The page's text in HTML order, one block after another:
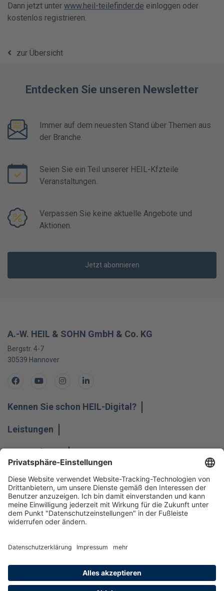
Dann jetzt unter www.heil-teilefinder.de einloggen oder
kostenlos registrieren.
zur Übersicht
Entdecken Sie unseren Newsletter
Immer auf dem neuesten Stand über Themen aus
der Branche.
Seien Sie ein Teil unserer HEIL-Kfzteile
Veranstaltungen.
Verpassen Sie keine aktuelle Angebote und
Aktionen.
Jetzt abonnieren
A.-W. HEIL & SOHN GmbH & Co. KG
Bergstr. 4-7
30539 Hannover
FacebookYoutubeInstagramLinkedIn
Kennen Sie schon HEIL-Digital?
Leistungen
Unternehmen
Impressum
Datenschutzeinstellungen
Allgemeine Geschäftsbedingungen